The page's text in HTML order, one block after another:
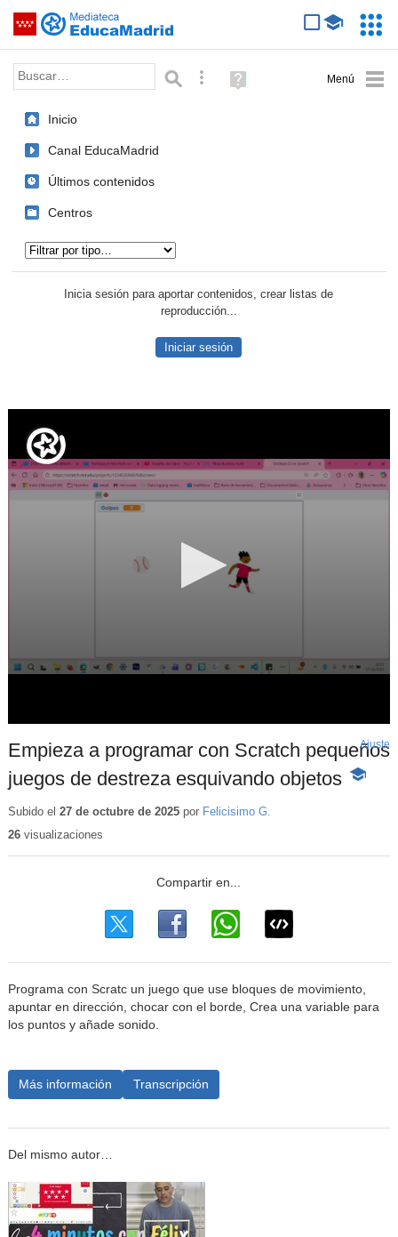
Saltar navegación
Palabra o frase: Búsqueda avanzada
Ayuda
(en
Inicio
Canal EducaMadrid
Últimos contenidos
Centros
Inicia sesión para aportar contenidos, crear listas de
reproducción...
Iniciar sesión
Empieza a programar con Scratch pequeños
juegos de destreza esquivando objetos -
Ajuste
Subido el 27 de octubre de 2025por Felicisimo G.
26visualizaciones
Programa con Scratc un juego que use bloques de movimiento,
apuntar en dirección, chocar con el borde, Crea una variable para
los puntos y añade sonido.
Más información Transcripción
Del mismo autor…